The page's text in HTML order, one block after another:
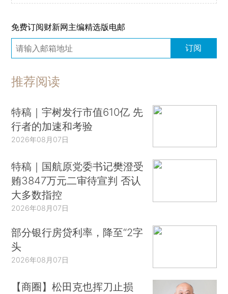
免费订阅财新网主编精选版电邮
订阅
推荐阅读
特稿｜宇树发行市值610亿 先
行者的加速和考验
2026年08月07日
特稿｜国航原党委书记樊澄受
贿3847万元二审待宣判 否认
大多数指控
2026年08月07日
部分银行房贷利率，降至“2字
头
2026年08月07日
【商圈】松田克也挥刀止损